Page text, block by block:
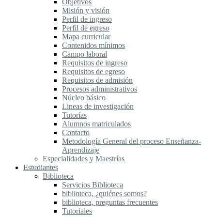
Objetivos
Misión y visión
Perfil de ingreso
Perfil de egreso
Mapa curricular
Contenidos mínimos
Campo laboral
Requisitos de ingreso
Requisitos de egreso
Requisitos de admisión
Procesos administrativos
Núcleo básico
Lineas de investigación
Tutorías
Alumnos matriculados
Contacto
Metodología General del proceso Enseñanza-
Aprendizaje
Especialidades y Maestrías
Estudiantes
Biblioteca
Servicios Biblioteca
biblioteca, ¿quiénes somos?
biblioteca, preguntas frecuentes
Tutoriales